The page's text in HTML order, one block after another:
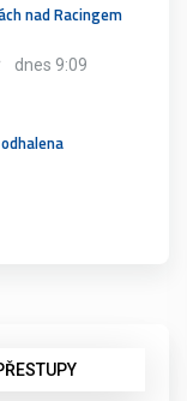
nad Racingem
dnes 9:09